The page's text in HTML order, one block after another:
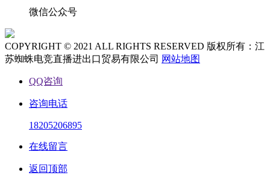
微信公众号
COPYRIGHT © 2021 ALL RIGHTS RESERVED 版权所有：江
苏蜘蛛电竞直播进出口贸易有限公司 网站地图
QQ咨询
咨询电话
18205206895
在线留言
返回顶部